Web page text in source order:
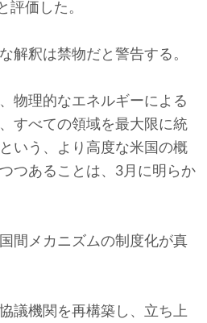
評価した。
解釈は禁物だと警告する。
物理的なエネルギーによる
すべての領域を最大限に統
いう、より高度な米国の概
つあることは、3月に明らか
間メカニズムの制度化が真
議機関を再構築し、立ち上